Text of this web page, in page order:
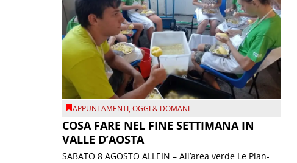
APPUNTAMENTI,OGGI & DOMANI
COSA FARE NEL FINE SETTIMANA IN
VALLE D’AOSTA
SABATO 8 AGOSTO ALLEIN – All’area verde Le Plan-